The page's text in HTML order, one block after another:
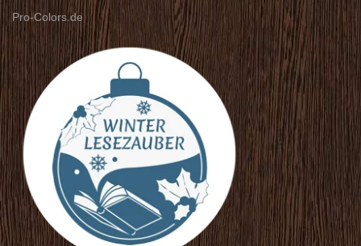
Pro-Colors.de